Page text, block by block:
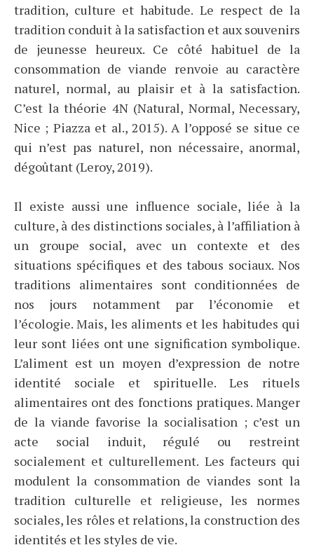
tradition, culture et habitude. Le respect de la
tradition conduit à la satisfaction et aux souvenirs
de jeunesse heureux. Ce côté habituel de la
consommation de viande renvoie au caractère
naturel, normal, au plaisir et à la satisfaction.
C’est la théorie 4N (Natural, Normal, Necessary,
Nice ; Piazza et al., 2015). A l’opposé se situe ce
qui n’est pas naturel, non nécessaire, anormal,
dégoûtant (Leroy, 2019).
Il existe aussi une influence sociale, liée à la
culture, à des distinctions sociales, à l’affiliation à
un groupe social, avec un contexte et des
situations spécifiques et des tabous sociaux. Nos
traditions alimentaires sont conditionnées de
nos jours notamment par l’économie et
l’écologie. Mais, les aliments et les habitudes qui
leur sont liées ont une signification symbolique.
L’aliment est un moyen d’expression de notre
identité sociale et spirituelle. Les rituels
alimentaires ont des fonctions pratiques. Manger
de la viande favorise la socialisation ; c’est un
acte social induit, régulé ou restreint
socialement et culturellement. Les facteurs qui
modulent la consommation de viandes sont la
tradition culturelle et religieuse, les normes
sociales, les rôles et relations, la construction des
identités et les styles de vie.